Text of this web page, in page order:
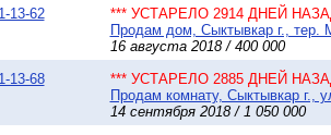
13-62
*** УСТАРЕЛО 2914 ДНЕЙ
Продам дом, Сыктывкар г., тер.
16 августа 2018 / 400 000
13-68
*** УСТАРЕЛО 2885 ДНЕЙ
Продам комнату, Сыктывкар г.,
14 сентября 2018 / 1 050 000